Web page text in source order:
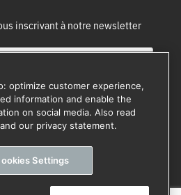
inscrivant à notre newsletter
M'inscrire
à tout moment
optimize customer experience,
information and enable the
on social media. Also read
our privacy statement.
Settings